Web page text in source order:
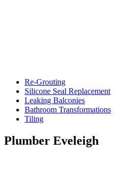
Re-Grouting
Silicone Seal Replacement
Leaking Balconies
Bathroom Transformations
Tiling
Plumber Eveleigh